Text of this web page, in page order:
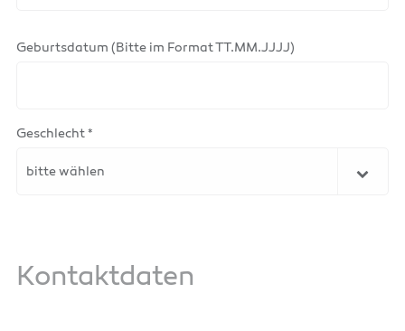
Geburtsdatum (Bitte im Format TT.MM.JJJJ)
Geschlecht *
bitte wählen
Kontaktdaten